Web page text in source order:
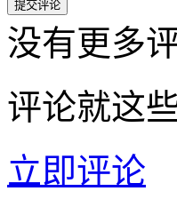
没有更多
评论就这
立即评论